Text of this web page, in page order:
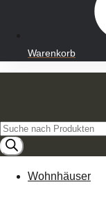
Warenkorb
Products
search
Wohnhäuser